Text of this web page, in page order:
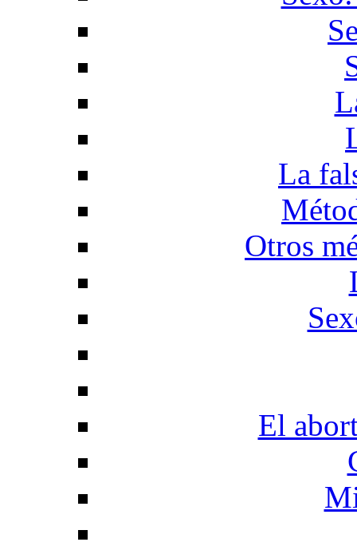
La
Otros
El